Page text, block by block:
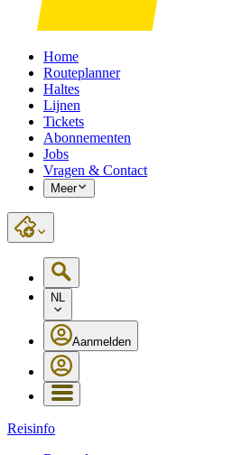
Home
Routeplanner
Haltes
Lijnen
Tickets
Abonnementen
Jobs
Vragen & Contact
Meer
NL
Aanmelden
Reisinfo